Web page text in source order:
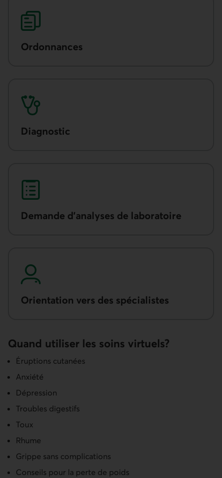
Ordon­nances
Diagnostic
Demande d’analyses de laboratoire
Orienta­tion vers des spécialis­tes
Quand utiliser les soins virtuels?
Éruptions cutanées
Anxiété
Dépression
Troubles digestifs
Toux
Rhume
Grippe sans complications
Conseils pour la perte de poids